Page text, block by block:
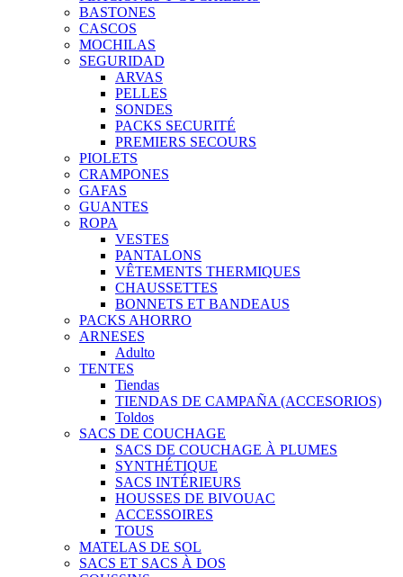
BASTONES
CASCOS
MOCHILAS
SEGURIDAD
ARVAS
PELLES
SONDES
PACKS SECURITÉ
PREMIERS SECOURS
PIOLETS
CRAMPONES
GAFAS
GUANTES
ROPA
VESTES
PANTALONS
VÊTEMENTS THERMIQUES
CHAUSSETTES
BONNETS ET BANDEAUS
PACKS AHORRO
ARNESES
Adulto
TENTES
Tiendas
TIENDAS DE CAMPAÑA (ACCESORIOS)
Toldos
SACS DE COUCHAGE
SACS DE COUCHAGE À PLUMES
SYNTHÉTIQUE
SACS INTÉRIEURS
HOUSSES DE BIVOUAC
ACCESSOIRES
TOUS
MATELAS DE SOL
SACS ET SACS À DOS